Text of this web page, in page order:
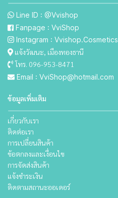
Line ID : @Vvishop
Fanpage : VviShop
Instagram : Vvishop.Cosmetics
แจ้งวัฒนะ, เมืองทองธานี
โทร. 096-953-8471
Email : VviShop@hotmail.com
ข้อมูลเพิ่มเติม
เกี่ยวกับเรา
ติดต่อเรา
การเปลี่ยนสินค้า
ข้อตกลงและเงื่อนไข
การจัดส่งสินค้า
แจ้งชำระเงิน
ติดตามสถานะออเดอร์